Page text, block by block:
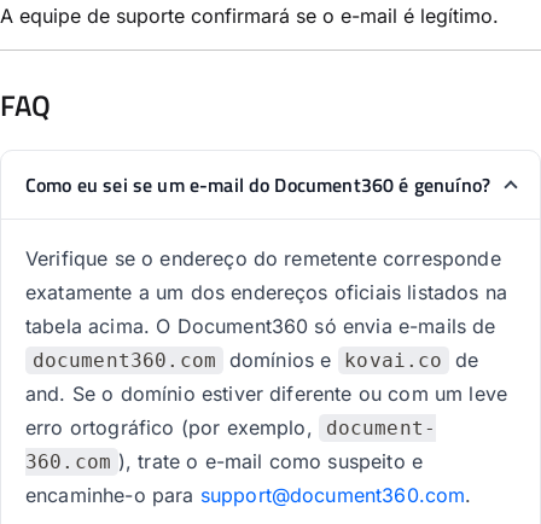
A equipe de suporte confirmará se o e-mail é legítimo.
FAQ
Como eu sei se um e-mail do Document360 é genuíno?
Verifique se o endereço do remetente corresponde
exatamente a um dos endereços oficiais listados na
tabela acima. O Document360 só envia e-mails de
document360.com domínios e kovai.co
de
and. Se o domínio estiver diferente ou com um leve
erro ortográfico (por exemplo,
document-
360.com ), trate o e-mail como suspeito e
encaminhe-o para support@document360.com.